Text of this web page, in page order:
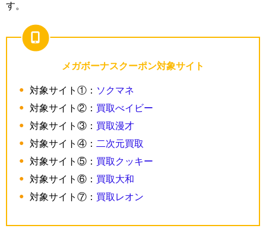
す。
メガボーナスクーポン対象サイト
対象サイト①： ソクマネ
対象サイト②： 買取べイビー
対象サイト③： 買取漫才
対象サイト④： 二次元買取
対象サイト⑤： 買取クッキー
対象サイト⑥： 買取大和
対象サイト⑦： 買取レオン